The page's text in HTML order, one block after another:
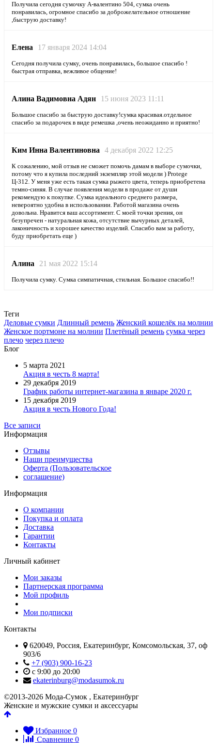
Получила сегодня сумочку А-валентино 504, сумка очень
понравилась, огромное спасибо за доброжелательное отношение
,быструю доставку!
Елена 17 января 2024 14:04
Сегодня получила сумку, очень понравилась, большое спасибо !
быстрая отправка, вежливое общение!
Алина Вадимовна Адян 15 июня 2023 11:11
Большое спасибо за быструю доставку!сумка красивая.отдельное
спасибо за подарочек в виде ремешка ,очень неожиданно и приятно!
Ким Инна Валентиновна 4 декабря 2022 12:25
К сожалению, мой отзыв не сможет помочь дамам в выборе сумочки,
потому что я купила последний экземпляр этой модели ) Protege
Ц-312. У меня уже есть такая сумка рыжего цвета, теперь приобретена
темно-синяя. В случае появления модели в продаже от души
рекомендую к покупке. Сумка идеального среднего размера,
невероятно удобна в использовании. Работой магазина очень
довольна. Нравится ваш ассортимент. С моей точки зрения, он
безупречен - натуральная кожа, отсутствие вычурных деталей,
лаконичность и хорошее качество изделий. Спасибо вам за работу,
буду приобретать еще )
Алина 21 мая 2022 15:14
Получила сумку. Сумка симпатичная, стильная. Большое спасибо!!
Теги
Деловые сумки Длинный ремень Женский кошелёк на молнии
Женское портмоне на молнии Плетёный ремень сумка через
плечо через плечо
Блог
5 марта 2021
Акция в честь 8 марта!
29 декабря 2019
График работы интернет-магазина в январе 2020 г.
15 декабря 2019
Акция в честь Нового Года!
Все записи
Информация
Отзывы
Наши преимущества
Оферта (Пользовательское
соглашение)
Информация
О компании
Покупка и оплата
Доставка
Гарантии
Контакты
Личный кабинет
Мои заказы
Партнерская программа
Мой профиль
Мои подписки
Контакты
620049, Россия, Екатеринбург, Комсомольская, 37, оф
903/6
+7 (903) 900-16-23
с 9:00 до 20:00
ekaterinburg@modasumok.ru
©2013-2026 Мода-Сумок , Екатеринбург
Женские и мужские сумки и аксессуары
Избранное 0
Сравнение 0